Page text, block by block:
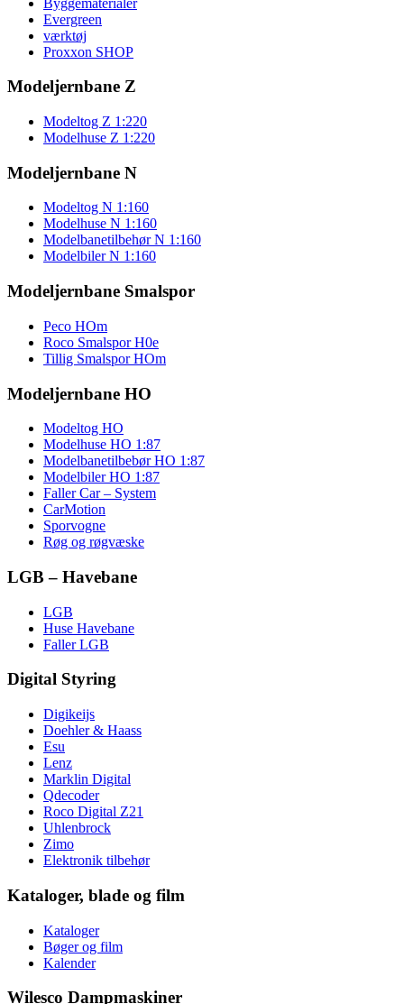
Evergreen
værktøj
Proxxon SHOP
Modeljernbane Z
Modeltog Z 1:220
Modelhuse Z 1:220
Modeljernbane N
Modeltog N 1:160
Modelhuse N 1:160
Modelbanetilbehør N 1:160
Modelbiler N 1:160
Modeljernbane Smalspor
Peco HOm
Roco Smalspor H0e
Tillig Smalspor HOm
Modeljernbane HO
Modeltog HO
Modelhuse HO 1:87
Modelbanetilbebør HO 1:87
Modelbiler HO 1:87
Faller Car – System
CarMotion
Sporvogne
Røg og røgvæske
LGB – Havebane
LGB
Huse Havebane
Faller LGB
Digital Styring
Digikeijs
Doehler & Haass
Esu
Lenz
Marklin Digital
Qdecoder
Roco Digital Z21
Uhlenbrock
Zimo
Elektronik tilbehør
Kataloger, blade og film
Kataloger
Bøger og film
Kalender
Wilesco Dampmaskiner